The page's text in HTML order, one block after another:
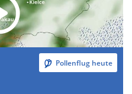
Pollenflug heute